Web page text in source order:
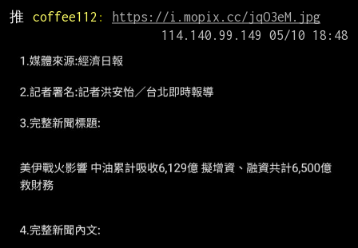
推 coffee112 :
https://i.mopix.cc/jqO3eM.jpg